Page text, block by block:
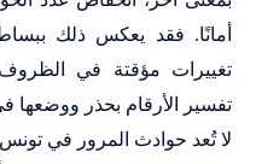
أمانًا. فقد يعكس ذلك
تغييرات مؤقتة في
تفسير الأرقام بحذر ووضعها
لا تُعد حوادث المرور في